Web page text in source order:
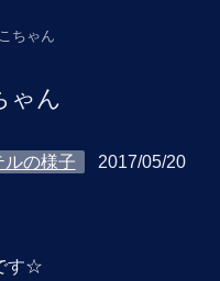
ちゃん
ゃん
ルの様子 2017/05/20
す☆